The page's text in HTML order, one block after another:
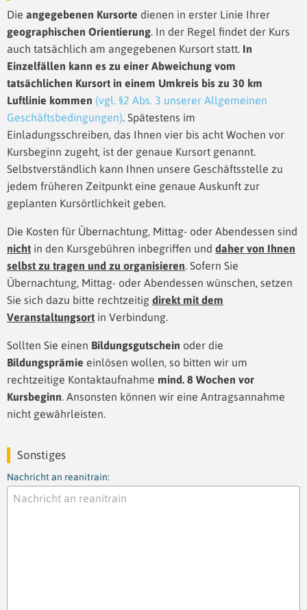
Die angegebenen Kursorte dienen in erster Linie Ihrer
geographischen Orientierung. In der Regel findet der Kurs
auch tatsächlich am angegebenen Kursort statt. In
Einzelfällen kann es zu einer Abweichung vom
tatsächlichen Kursort in einem Umkreis bis zu 30 km
Luftlinie kommen (vgl. §2 Abs. 3 unserer Allgemeinen
Geschäftsbedingungen). Spätestens im
Einladungsschreiben, das Ihnen vier bis acht Wochen vor
Kursbeginn zugeht, ist der genaue Kursort genannt.
Selbstverständlich kann Ihnen unsere Geschäftsstelle zu
jedem früheren Zeitpunkt eine genaue Auskunft zur
geplanten Kursörtlichkeit geben.
Die Kosten für Übernachtung, Mittag- oder Abendessen sind
nicht in den Kursgebühren inbegriffen und daher von Ihnen
selbst zu tragen und zu organisieren. Sofern Sie
Übernachtung, Mittag- oder Abendessen wünschen, setzen
Sie sich dazu bitte rechtzeitig direkt mit dem
Veranstaltungsort in Verbindung.
Sollten Sie einen Bildungsgutschein oder die
Bildungsprämie einlösen wollen, so bitten wir um
rechtzeitige Kontaktaufnahme mind. 8 Wochen vor
Kursbeginn. Ansonsten können wir eine Antragsannahme
nicht gewährleisten.
Sonstiges
Nachricht an reanitrain: